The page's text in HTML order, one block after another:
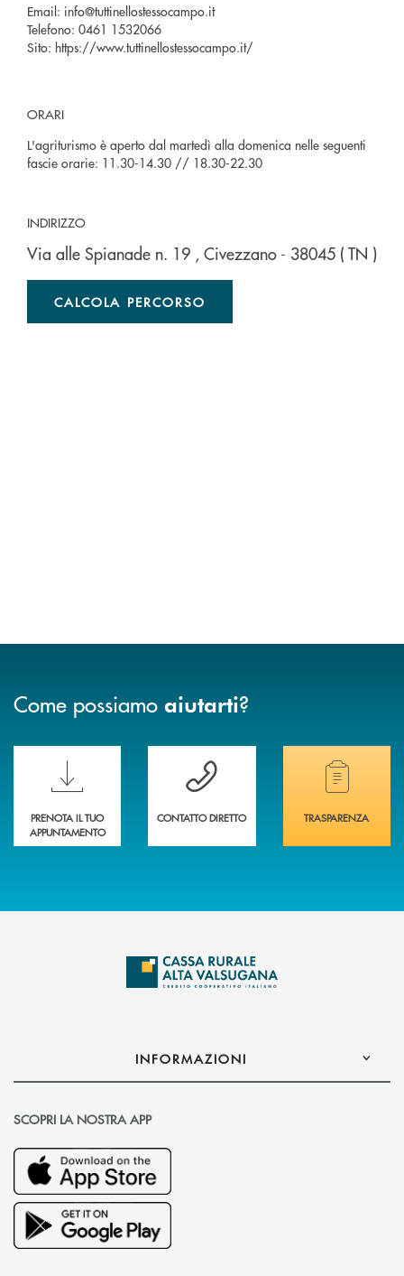
Email: info@tuttinellostessocampo.it
Telefono: 0461 1532066
Sito: https://www.tuttinellostessocampo.it/
ORARI
L'agriturismo è aperto dal martedì alla domenica nelle seguenti
fascie orarie: 11.30-14.30 // 18.30-22.30
INDIRIZZO
Via alle Spianade n. 19 , Civezzano - 38045 ( TN )
CALCOLA PERCORSO
Come possiamo aiutarti?
Scopri le funzionalità della nuova PRENOTA BANCA
PRENOTA IL TUO
APPUNTAMENTO
Hai bisogno di assistenza immediata?
CONTATTO DIRETTO
Hai bisogno di
TRASPARENZA
INFORMAZIONI
SCOPRI LA NOSTRA APP